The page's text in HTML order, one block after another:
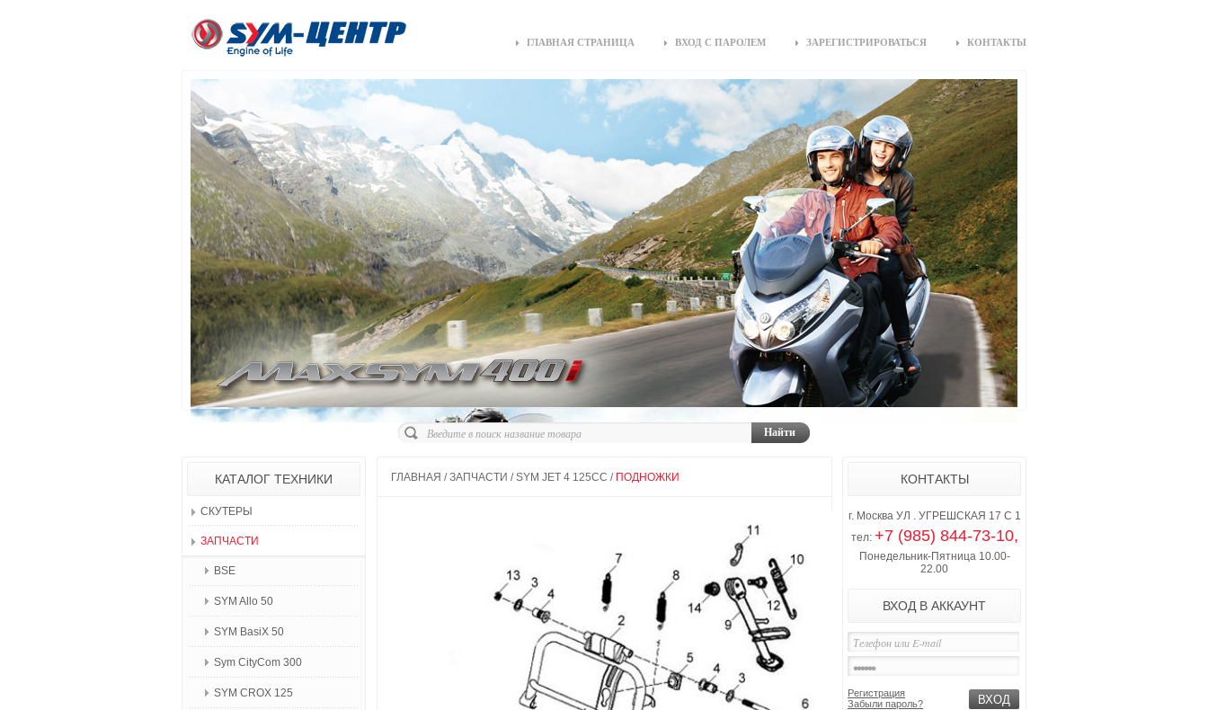
ГЛАВНАЯ СТРАНИЦА ВХОД С ПАРОЛЕМ ЗАРЕГИСТРИРОВАТЬСЯ КОНТАКТЫ
КАТАЛОГ ТЕХНИКИ
СКУТЕРЫ
ЗАПЧАСТИ
BSE
SYM Allo 50
SYM BasiX 50
Sym CityCom 300
SYM CROX 125
ГЛАВНАЯ / ЗАПЧАСТИ / SYM JET 4 125СС / ПОДНОЖКИ КОНТАКТЫ
г. Москва УЛ . УГРЕШСКАЯ 17 С 1
тел: +7 (985) 844-73-10,
Понедельник-Пятница 10.00-
22.00
ВХОД В АККАУНТ
Регистрация
Забыли пароль?